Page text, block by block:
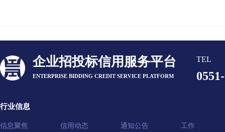
企业招投标信用服务平台
ENTERPRISE BIDDING CREDIT SERVICE PLATFORM
TEL
行业信息
信息聚焦 信用动态 通知公告 工作